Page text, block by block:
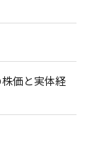
価と実体経